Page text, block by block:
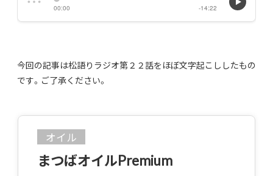
今回の記事は松語りラジオ第２２話をほぼ文字起こししたもの
です。ご了承ください。
オイル
まつばオイルPremium